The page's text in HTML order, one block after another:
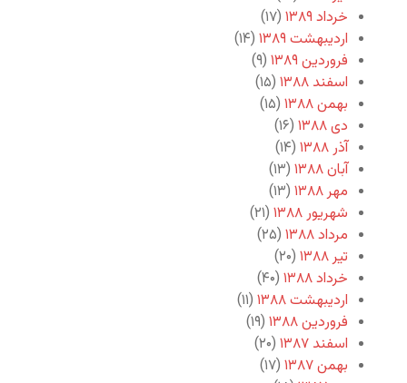
خرداد ۱۳۸۹
(۱۷)
اردیبهشت ۱۳۸۹
(۱۴)
فروردین ۱۳۸۹
(۹)
اسفند ۱۳۸۸
(۱۵)
بهمن ۱۳۸۸
(۱۵)
دی ۱۳۸۸
(۱۶)
آذر ۱۳۸۸
(۱۴)
آبان ۱۳۸۸
(۱۳)
مهر ۱۳۸۸
(۱۳)
شهریور ۱۳۸۸
(۲۱)
مرداد ۱۳۸۸
(۲۵)
تیر ۱۳۸۸
(۲۰)
خرداد ۱۳۸۸
(۴۰)
اردیبهشت ۱۳۸۸
(۱۱)
فروردین ۱۳۸۸
(۱۹)
اسفند ۱۳۸۷
(۲۰)
بهمن ۱۳۸۷
(۱۷)